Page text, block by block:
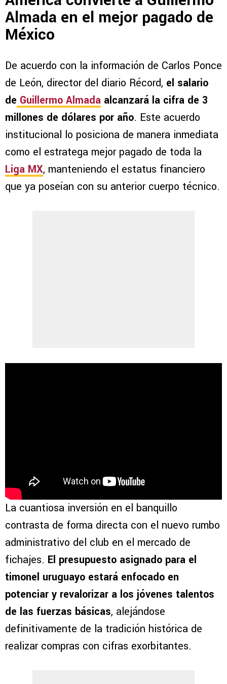
Almada en el mejor pagado de
México
De acuerdo con la información de Carlos Ponce
de León, director del diario Récord, el salario
de Guillermo Almada alcanzará la cifra de 3
millones de dólares por año. Este acuerdo
institucional lo posiciona de manera inmediata
como el estratega mejor pagado de toda la
Liga MX, manteniendo el estatus financiero
que ya poseían con su anterior cuerpo técnico.
La cuantiosa inversión en el banquillo
contrasta de forma directa con el nuevo rumbo
administrativo del club en el mercado de
fichajes. El presupuesto asignado para el
timonel uruguayo estará enfocado en
potenciar y revalorizar a los jóvenes talentos
de las fuerzas básicas, alejándose
definitivamente de la tradición histórica de
realizar compras con cifras exorbitantes.